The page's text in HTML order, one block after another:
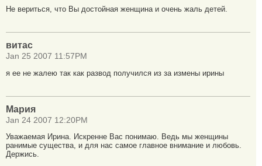
Не вериться, что Вы достойная женщина и очень жаль детей.
витас
Jan 25 2007 11:57PM
я ее не жалею так как развод получился из за измены ирины
Мария
Jan 24 2007 12:20PM
Уважаемая Ирина. Искренне Вас понимаю. Ведь мы женщины
ранимые существа, и для нас самое главное внимание и любовь.
Держись.